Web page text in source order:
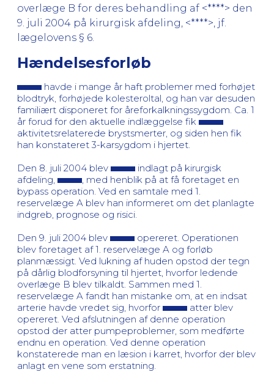
overlæge B for deres behandling af <****> den
9. juli 2004 på kirurgisk afdeling, <****>, jf.
lægelovens § 6.
Hændelsesforløb
havde i mange år haft problemer med forhøjet
blodtryk, forhøjede kolesteroltal, og han var desuden
familiært disponeret for åreforkalkningssygdom. Ca. 1
år forud for den aktuelle indlæggelse fik
aktivitetsrelaterede brystsmerter, og siden hen fik
han konstateret 3-karsygdom i hjertet.
Den 8. juli 2004 blev
indlagt på kirurgisk
afdeling,
, med henblik på at få foretaget en
bypass operation. Ved en samtale med 1.
reservelæge A blev han informeret om det planlagte
indgreb, prognose og risici.
Den 9. juli 2004 blev
opereret. Operationen
blev foretaget af 1. reservelæge A og forløb
planmæssigt. Ved lukning af huden opstod der tegn
på dårlig blodforsyning til hjertet, hvorfor ledende
overlæge B blev tilkaldt. Sammen med 1.
reservelæge A fandt han mistanke om, at en indsat
arterie havde vredet sig, hvorfor
atter blev
opereret. Ved afslutningen af denne operation
opstod der atter pumpeproblemer, som medførte
endnu en operation. Ved denne operation
konstaterede man en læsion i karret, hvorfor der blev
anlagt en vene som erstatning.